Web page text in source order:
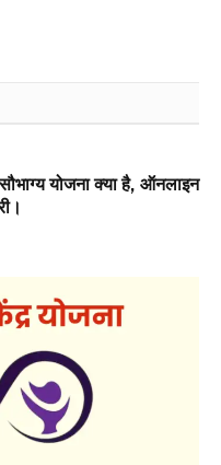
योजना क्या है, ऑनलाइन